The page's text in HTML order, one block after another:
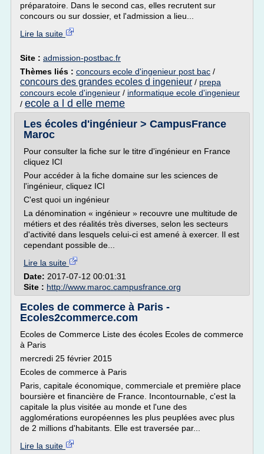
préparatoire. Dans le second cas, elles recrutent sur
concours ou sur dossier, et l'admission a lieu...
Lire la suite
Site : admission-postbac.fr
Thèmes liés : concours ecole d'ingenieur post bac /
concours des grandes ecoles d ingenieur / prepa
concours ecole d'ingenieur / informatique ecole d'ingenieur
/ ecole a l d elle meme
Les écoles d'ingénieur > CampusFrance
Maroc
Pour consulter la fiche sur le titre d'ingénieur en France
cliquez ICI
Pour accéder à la fiche domaine sur les sciences de
l'ingénieur, cliquez ICI
C'est quoi un ingénieur
La dénomination « ingénieur » recouvre une multitude de
métiers et des réalités très diverses, selon les secteurs
d'activité dans lesquels celui-ci est amené à exercer. Il est
cependant possible de...
Lire la suite
Date: 2017-07-12 00:01:31
Site : http://www.maroc.campusfrance.org
Ecoles de commerce à Paris -
Ecoles2commerce.com
Ecoles de Commerce Liste des écoles Ecoles de commerce
à Paris
mercredi 25 février 2015
Ecoles de commerce à Paris
Paris, capitale économique, commerciale et première place
boursière et financière de France. Incontournable, c'est la
capitale la plus visitée au monde et l'une des
agglomérations européennes les plus peuplées avec plus
de 2 millions d'habitants. Elle est traversée par...
Lire la suite